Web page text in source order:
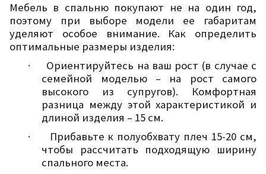
Мебель в спальню покупают не на один год,
поэтому при выборе модели ее габаритам
уделяют особое внимание. Как определить
оптимальные размеры изделия:
·
Ориентируйтесь на ваш рост (в случае с
семейной моделью – на рост самого
высокого из супругов). Комфортная
разница между этой характеристикой и
длиной изделия – 15 см.
·
Прибавьте к полуобхвату плеч 15-20 см,
чтобы рассчитать подходящую ширину
спального места.